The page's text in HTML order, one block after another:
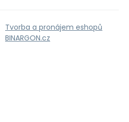
Tvorba a pronájem eshopů
BINARGON.cz